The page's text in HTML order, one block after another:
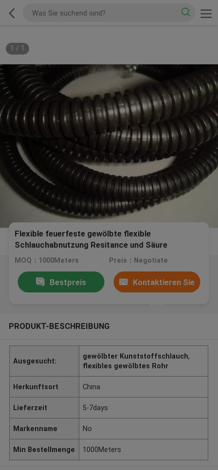
1 / 1
Flexible feuerfeste gewölbte flexible
Schlauchabnutzung Resitance und Säure
Resitance
MOQ：1000Meters Preis：Negotiate
Bestpreis Kontaktieren Sie
PRODUKT-BESCHREIBUNG
Ausgesucht:
gewölbter Kunststoffschlauch,
flexibles gewölbtes Rohr
Herkunftsort China
Lieferzeit 5-7days
Markenname No
Min Bestellmenge 1000Meters